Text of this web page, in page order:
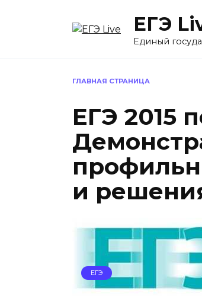
ЕГЭ
Единый
ГЛАВНАЯ СТРАНИЦА
ЕГЭ 2015
и
ЕГЭ